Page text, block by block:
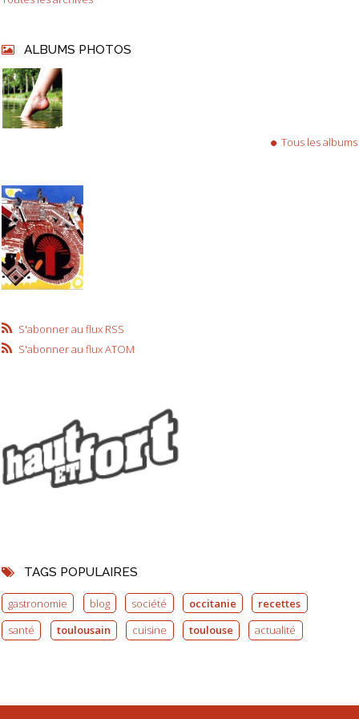
ALBUMS PHOTOS
Tous les albums
S'abonner au flux RSS
S'abonner au flux ATOM
TAGS POPULAIRES
gastronomie blog société occitanie
recettes
santé
toulousain cuisine toulouse actualité